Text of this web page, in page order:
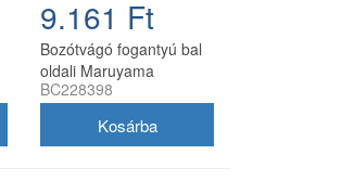
9.161 Ft
Bozótvágó fogantyú bal
oldali Maruyama
BC4320, BC5020
BC228398